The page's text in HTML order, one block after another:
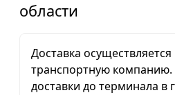
области
Доставка осуществляется
транспортную компанию.
доставки до терминала в